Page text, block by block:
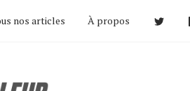
nos articles À propos